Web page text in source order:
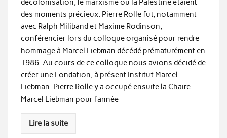
décolonisation, le marxisme ou la Palestine étaient
des moments précieux. Pierre Rolle fut, notamment
avec Ralph Miliband et Maxime Rodinson,
conférencier lors du colloque organisé pour rendre
hommage à Marcel Liebman décédé prématurément en
1986. Au cours de ce colloque nous avions décidé de
créer une Fondation, à présent Institut Marcel
Liebman. Pierre Rolle y a occupé ensuite la Chaire
Marcel Liebman pour l’année
Lire la suite